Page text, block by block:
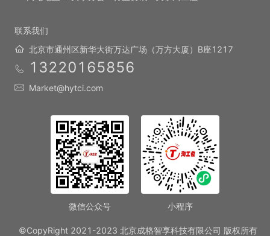
联系我们
北京市通州区新华大街万达广场（万方大厦）B座1217
13220165856
Market@hytci.com
微信公众号 小程序
©CopyRight 2021-2023 北京成格智享科技有限公司 版权所有